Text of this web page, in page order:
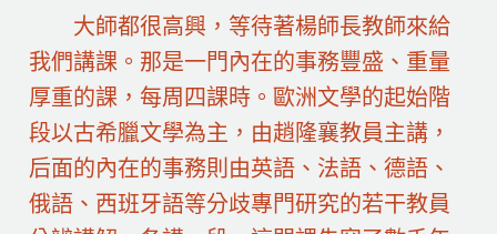
大師都很高興，等待著楊師長教師來給
我們講課。那是一門內在的事務豐盛、重量
厚重的課，每周四課時。歐洲文學的起始階
段以古希臘文學為主，由趙隆襄教員主講，
后面的內在的事務則由英語、法語、德語、
俄語、西班牙語等分歧專門研究的若干教員